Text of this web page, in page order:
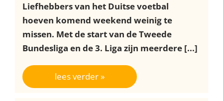
Liefhebbers van het Duitse voetbal
hoeven komend weekend weinig te
missen. Met de start van de Tweede
Bundesliga en de 3. Liga zijn meerdere [...]
lees verder »